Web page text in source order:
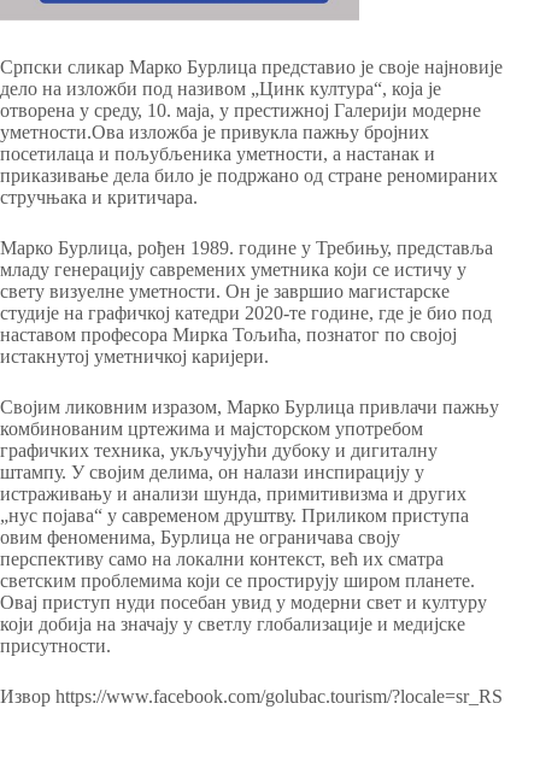
Српски сликар Марко Бурлица представио је своје најновије
дело на изложби под називом „Цинк култура“, која је
отворена у среду, 10. маја, у престижној Галерији модерне
уметности.Ова изложба је привукла пажњу бројних
посетилаца и пољубљеника уметности, а настанак и
приказивање дела било је подржано од стране реномираних
стручњака и критичара.
Марко Бурлица, рођен 1989. године у Требињу, представља
младу генерацију савремених уметника који се истичу у
свету визуелне уметности. Он је завршио магистарске
студије на графичкој катедри 2020-те године, где је био под
наставом професора Мирка Тољића, познатог по својој
истакнутој уметничкој каријери.
Својим ликовним изразом, Марко Бурлица привлачи пажњу
комбинованим цртежима и мајсторском употребом
графичких техника, укључујући дубоку и дигиталну
штампу. У својим делима, он налази инспирацију у
истраживању и анализи шунда, примитивизма и других
„нус појава“ у савременом друштву. Приликом приступа
овим феноменима, Бурлица не ограничава своју
перспективу само на локални контекст, већ их сматра
светским проблемима који се простирују широм планете.
Овај приступ нуди посебан увид у модерни свет и културу
који добија на значају у светлу глобализације и медијске
присутности.
Извор https://www.facebook.com/golubac.tourism/?locale=sr_RS